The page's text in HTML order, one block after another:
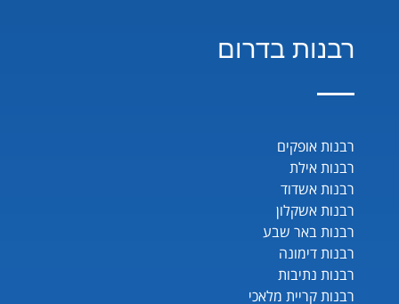
רבנות בדרום
רבנות אופקים
רבנות אילת
רבנות אשדוד
רבנות אשקלון
רבנות באר שבע
רבנות דימונה
רבנות נתיבות
רבנות קריית מלאכי